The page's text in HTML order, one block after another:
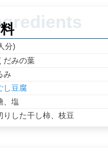
分)
だみの葉
み
し豆腐
、塩
りした干し柿、枝豆